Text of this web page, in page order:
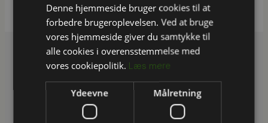
Denne hjemmeside bruger cookies til at
forbedre brugeroplevelsen. Ved at bruge
vores hjemmeside giver du samtykke til
alle cookies i overensstemmelse med
vores cookiepolitik. Læs mere
Ydeevne Målretning